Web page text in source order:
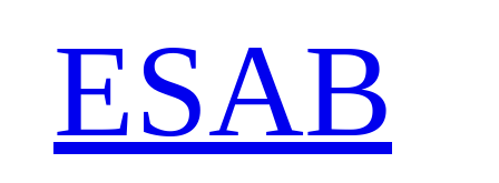
ESAB